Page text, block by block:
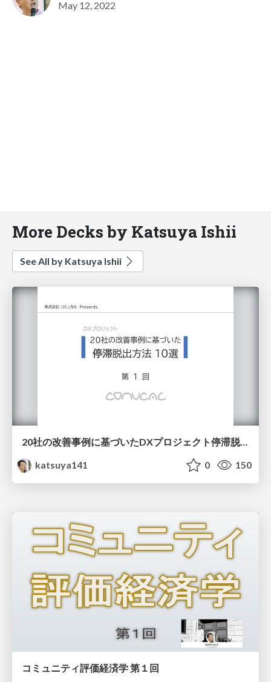
May 12, 2022
More Decks by Katsuya Ishii
See All by Katsuya Ishii
20社の改善事例に基づいたDXプロジェクト停滞脱出方法
katsuya141
0 150
コミュニティ評価経済学 第１回